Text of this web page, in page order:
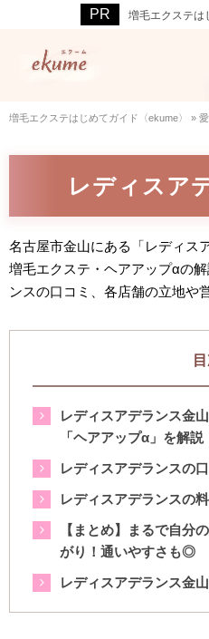
増毛エクステは
増毛エクステはじめてガイド〈ekume〉 »
レディスア
名古屋市金山にある「レディス
増毛エクステ・ヘアアップαの
ンスの口コミ、各店舗の立地や
レディスアデランス金
「ヘアアップα」を解説
レディスアデランスの
レディスアデランスの
【まとめ】まるで自分
がり！通いやすさも◎
レディスアデランス金